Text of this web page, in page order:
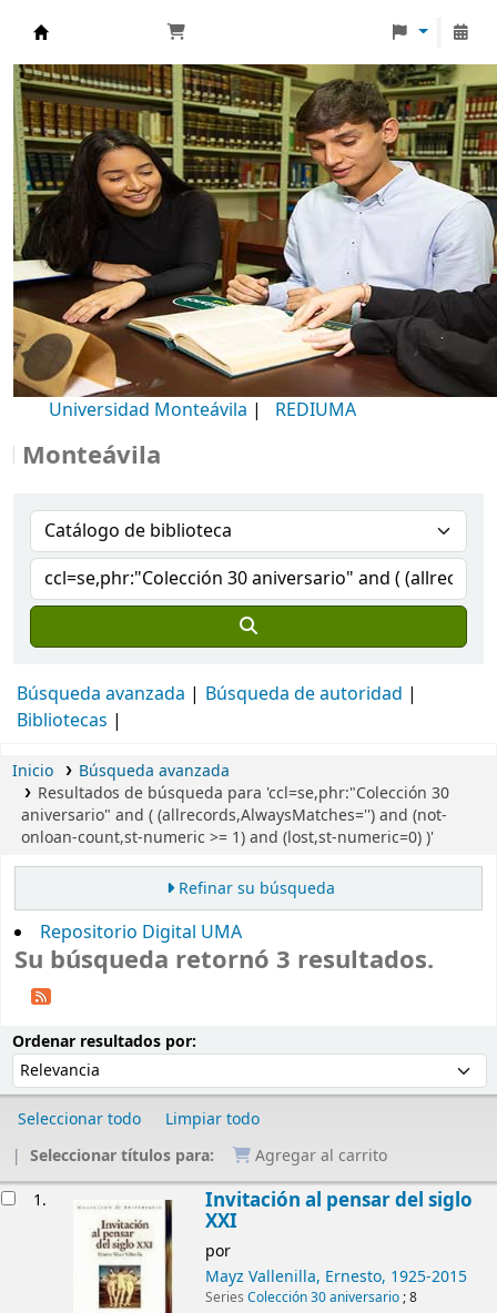
Biblioteca Universidad Monteávila
Universidad Monteávila | REDIUMA
Búsqueda avanzada
Búsqueda de autoridad
Bibliotecas
Inicio
Búsqueda avanzada
Resultados de búsqueda para 'ccl=se,phr:"Colección 30
aniversario" and ( (allrecords,AlwaysMatches='') and (not-
onloan-count,st-numeric >= 1) and (lost,st-numeric=0) )'
Refinar su búsqueda
Repositorio Digital UMA
Su búsqueda retornó 3 resultados.
Ordenar resultados por:
Seleccionar todo
Limpiar todo
Seleccionar títulos para:
Agregar al carrito
1. Invitación al pensar del siglo
XXI
por
Mayz Vallenilla, Ernesto, 1925-2015
Series Colección 30 aniversario; 8